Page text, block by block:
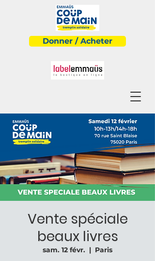
Donner / Acheter
Vente spéciale
beaux livres
sam. 12 févr.
  |
Paris